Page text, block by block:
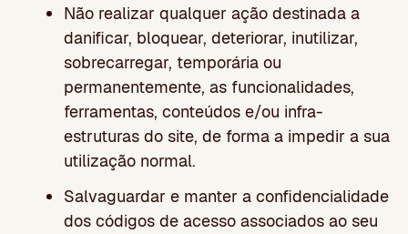
Não realizar qualquer ação destinada a
danificar, bloquear, deteriorar, inutilizar,
sobrecarregar, temporária ou
permanentemente, as funcionalidades,
ferramentas, conteúdos e/ou infra-
estruturas do site, de forma a impedir a sua
utilização normal.
Salvaguardar e manter a confidencialidade
dos códigos de acesso associados ao seu